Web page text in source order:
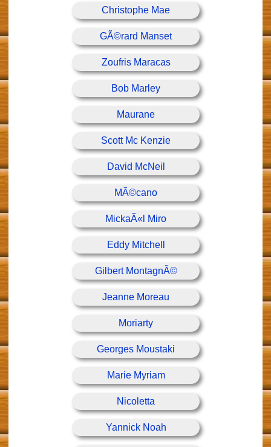
Christophe Mae
GÃ©rard Manset
Zoufris Maracas
Bob Marley
Maurane
Scott Mc Kenzie
David McNeil
MÃ©cano
MickaÃ«l Miro
Eddy Mitchell
Gilbert MontagnÃ©
Jeanne Moreau
Moriarty
Georges Moustaki
Marie Myriam
Nicoletta
Yannick Noah